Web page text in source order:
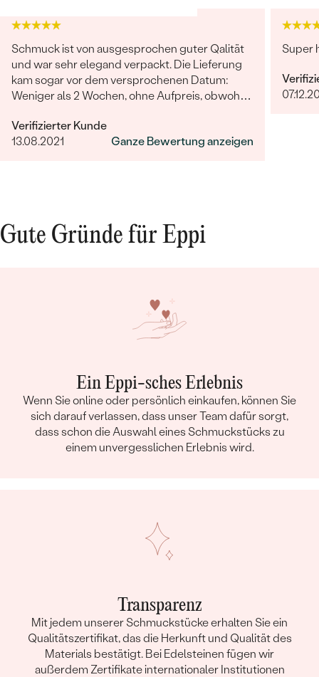
Bestseller
Schmuck ist von ausgesprochen guter Qalität
und war sehr elegand verpackt. Die Lieferung
kam sogar vor dem versprochenen Datum:
Weniger als 2 Wochen, ohne Aufpreis, obwohl
Lieferung wurde uns telefonisch vom
sympathischen Kundenservice bestätigt. Wir
Verifizierter Kunde
13.08.2021
Ganze Bewertung anzeigen
Super
Gute Gründe für Eppi
Ein Eppi-sches Erlebnis
Wenn Sie online oder persönlich einkaufen, können Sie
sich darauf verlassen, dass unser Team dafür sorgt,
dass schon die Auswahl eines Schmuckstücks zu
einem unvergesslichen Erlebnis wird.
Transparenz
Mit jedem unserer Schmuckstücke erhalten Sie ein
Qualitätszertifikat, das die Herkunft und Qualität des
Materials bestätigt. Bei Edelsteinen fügen wir
außerdem Zertifikate internationaler Institutionen